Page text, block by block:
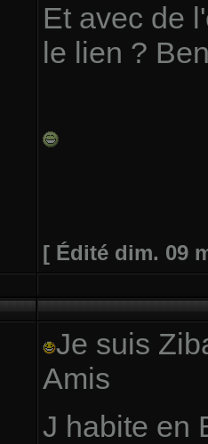
Et avec de
le lien ?
[ Édité dim. 09
Je suis
Amis
J habite en